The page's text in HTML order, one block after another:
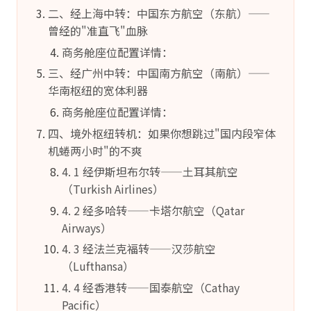
二、经上海中转：中国东方航空（东航）——
曾经的"准直飞"血脉
商务舱座位配置详情：
三、经广州中转：中国南方航空（南航）——
华南枢纽的宽体利器
商务舱座位配置详情：
四、境外枢纽转机：如果你想跳过"国内段窄体
机蜷两小时"的不爽
4. 1 经伊斯坦布尔转——土耳其航空
（Turkish Airlines）
4. 2 经多哈转——卡塔尔航空（Qatar
Airways）
4. 3 经法兰克福转——汉莎航空
（Lufthansa）
4. 4 经香港转——国泰航空（Cathay
Pacific）